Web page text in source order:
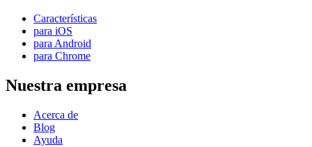
Características
para iOS
para Android
para Chrome
Nuestra empresa
Acerca de
Blog
Ayuda